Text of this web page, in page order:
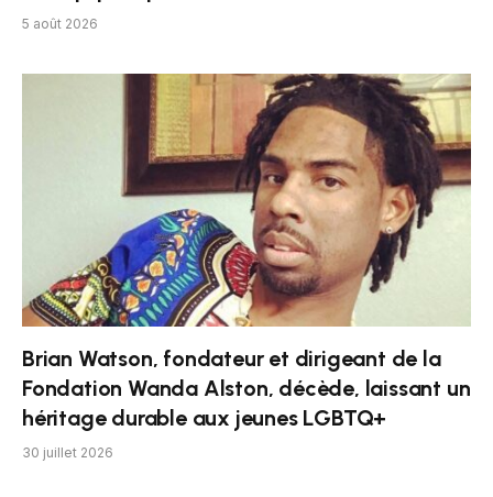
5 août 2026
Brian Watson, fondateur et dirigeant de la
Fondation Wanda Alston, décède, laissant un
héritage durable aux jeunes LGBTQ+
30 juillet 2026